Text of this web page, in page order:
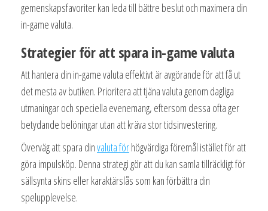
gemenskapsfavoriter kan leda till bättre beslut och maximera din
in-game valuta.
Strategier för att spara in-game valuta
Att hantera din in-game valuta effektivt är avgörande för att få ut
det mesta av butiken. Prioritera att tjäna valuta genom dagliga
utmaningar och speciella evenemang, eftersom dessa ofta ger
betydande belöningar utan att kräva stor tidsinvestering.
Överväg att spara dinvaluta förhögvärdiga föremål istället för att
göra impulsköp. Denna strategi gör att du kan samla tillräckligt för
sällsynta skins eller karaktärslås som kan förbättra din
spelupplevelse.